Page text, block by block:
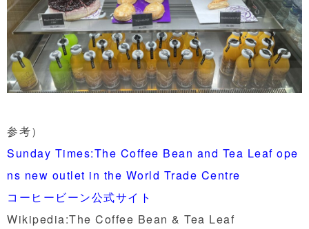
参考）
Sunday Times:The Coffee Bean and Tea Leaf ope
ns new outlet in the World Trade Centre
コーヒービーン公式サイト
Wikipedia:The Coffee Bean & Tea Leaf